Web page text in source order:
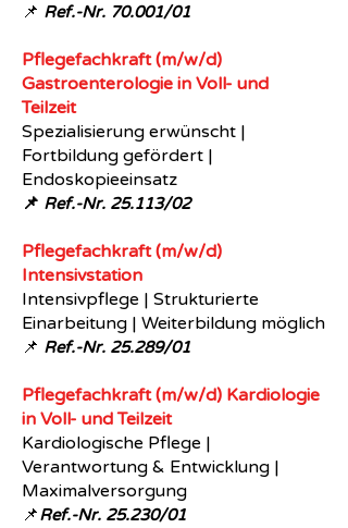
📌 Ref.-Nr. 70.001/01
Pflegefachkraft (m/w/d)
Gastroenterologie in Voll- und
Teilzeit
Spezialisierung erwünscht |
Fortbildung gefördert |
Endoskopieeinsatz
📌 Ref.-Nr. 25.113/02
Pflegefachkraft (m/w/d)
Intensivstation
Intensivpflege | Strukturierte
Einarbeitung | Weiterbildung möglich
📌 Ref.-Nr. 25.289/01
Pflegefachkraft (m/w/d) Kardiologie
in Voll- und Teilzeit
Kardiologische Pflege |
Verantwortung & Entwicklung |
Maximalversorgung
📌Ref.-Nr. 25.230/01